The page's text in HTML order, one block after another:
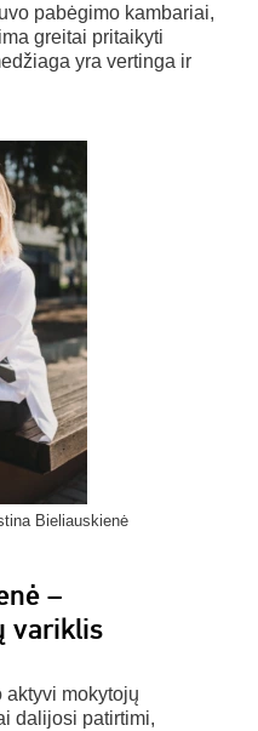
pabėgimo kambariai,
greitai pritaikyti
yra vertinga ir
Bieliauskienė
–
variklis
aktyvi mokytojų
dalijosi patirtimi,